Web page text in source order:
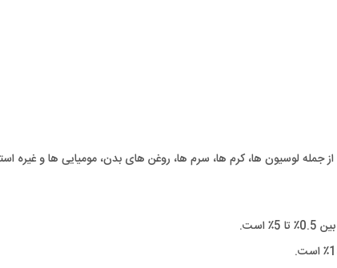
لوسیون ها، کرم ها، سرم ها، روغن های بدن، مومیایی ها و غیره